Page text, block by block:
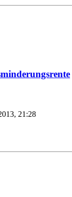
21:28